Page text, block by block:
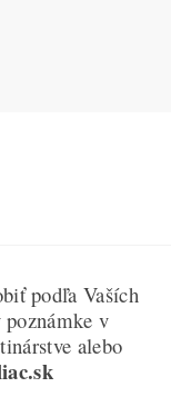
podľa Vaších
v
alebo